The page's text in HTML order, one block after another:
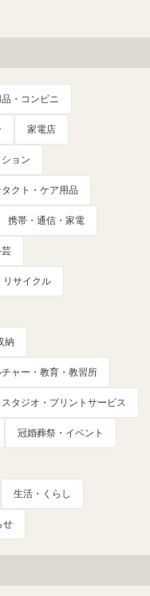
・コンビニ
家電店
ョン
クト・ケア用品
携帯・通信・家電
リサイクル
納
ャー・教育・教習所
タジオ・プリントサービス
冠婚葬祭・イベント
生活・くらし
せ